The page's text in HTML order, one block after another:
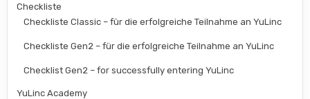
Checkliste
Checkliste Classic – für die erfolgreiche Teilnahme an YuLinc
Checkliste Gen2 – für die erfolgreiche Teilnahme an YuLinc
Checklist Gen2 – for successfully entering YuLinc
YuLinc Academy